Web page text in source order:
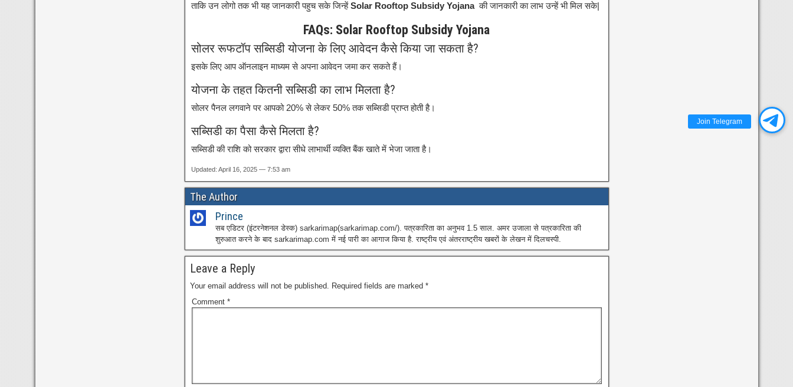
Join Telegram
ताकि उन लोगो तक भी यह जानकारी पहुच सके जिन्हेंSolar Rooftop Subsidy Yojanaकी जानकारी का लाभ उन्हें भी मिल सके|
FAQs: Solar Rooftop Subsidy Yojana
सोलर रूफटॉप सब्सिडी योजना के लिए आवेदन कैसे किया जा सकता है?
इसके लिए आप ऑनलाइन माध्यम से अपना आवेदन जमा कर सकते हैं।
योजना के तहत कितनी सब्सिडी का लाभ मिलता है?
सोलर पैनल लगवाने पर आपको 20% से लेकर 50% तक सब्सिडी प्राप्त होती है।
सब्सिडी का पैसा कैसे मिलता है?
सब्सिडी की राशि को सरकार द्वारा सीधे लाभार्थी व्यक्ति बैंक खाते में भेजा जाता है।
Updated: April 16, 2025 — 7:53 am
The Author
Prince
सब एडिटर (इंटरनेशनल डेस्क) sarkarimap(sarkarimap.com/). पत्रकारिता का अनुभव 1.5 साल. अमर उजाला से पत्रकारिता की
शुरुआत करने के बाद sarkarimap.com में नई पारी का आगाज किया है. राष्ट्रीय एवं अंतरराष्ट्रीय खबरों के लेखन में दिलचस्पी.
Leave a Reply
Your email address will not be published. Required fields are marked *
Comment *